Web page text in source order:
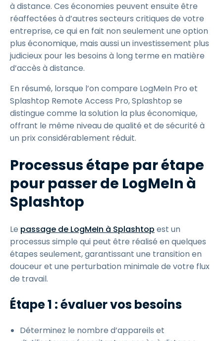
à distance. Ces économies peuvent ensuite être
réaffectées à d’autres secteurs critiques de votre
entreprise, ce qui en fait non seulement une option
plus économique, mais aussi un investissement plus
judicieux pour les besoins à long terme en matière
d’accès à distance.
En résumé, lorsque l’on compare LogMeIn Pro et
Splashtop Remote Access Pro, Splashtop se
distingue comme la solution la plus économique,
offrant le même niveau de qualité et de sécurité à
un prix considérablement réduit.
Processus étape par étape
pour passer de LogMeIn à
Splashtop
Le passage de LogMeIn à Splashtop est un
processus simple qui peut être réalisé en quelques
étapes seulement, garantissant une transition en
douceur et une perturbation minimale de votre flux
de travail.
Étape 1 : évaluer vos besoins
Déterminez le nombre d’appareils et